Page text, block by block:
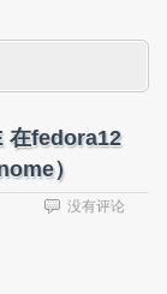
在fedora12
）
没有评论